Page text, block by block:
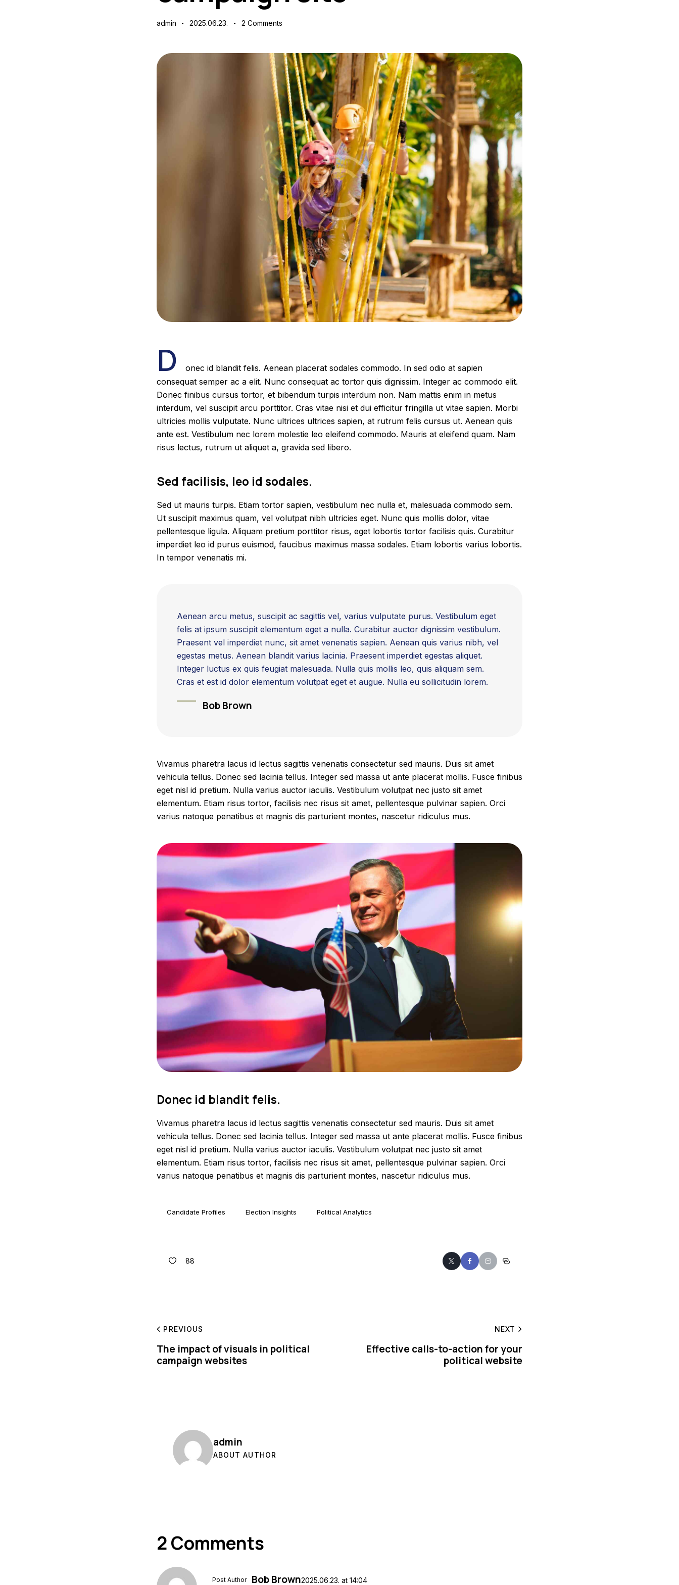
admin 2025.06.23. 2 Comments
D
onec id blandit felis. Aenean placerat sodales commodo. In sed odio at sapien
consequat semper ac a elit. Nunc consequat ac tortor quis dignissim. Integer ac commodo elit.
Donec finibus cursus tortor, et bibendum turpis interdum non. Nam mattis enim in metus
interdum, vel suscipit arcu porttitor. Cras vitae nisi et dui efficitur fringilla ut vitae sapien. Morbi
ultricies mollis vulputate. Nunc ultrices ultrices sapien, at rutrum felis cursus ut. Aenean quis
ante est. Vestibulum nec lorem molestie leo eleifend commodo. Mauris at eleifend quam. Nam
risus lectus, rutrum ut aliquet a, gravida sed libero.
Sed facilisis, leo id sodales.
Sed ut mauris turpis. Etiam tortor sapien, vestibulum nec nulla et, malesuada commodo sem.
Ut suscipit maximus quam, vel volutpat nibh ultricies eget. Nunc quis mollis dolor, vitae
pellentesque ligula. Aliquam pretium porttitor risus, eget lobortis tortor facilisis quis. Curabitur
imperdiet leo id purus euismod, faucibus maximus massa sodales. Etiam lobortis varius lobortis.
In tempor venenatis mi.
Aenean arcu metus, suscipit ac sagittis vel, varius vulputate purus. Vestibulum eget
felis at ipsum suscipit elementum eget a nulla. Curabitur auctor dignissim vestibulum.
Praesent vel imperdiet nunc, sit amet venenatis sapien. Aenean quis varius nibh, vel
egestas metus. Aenean blandit varius lacinia. Praesent imperdiet egestas aliquet.
Integer luctus ex quis feugiat malesuada. Nulla quis mollis leo, quis aliquam sem.
Cras et est id dolor elementum volutpat eget et augue. Nulla eu sollicitudin lorem.
Bob Brown
Vivamus pharetra lacus id lectus sagittis venenatis consectetur sed mauris. Duis sit amet
vehicula tellus. Donec sed lacinia tellus. Integer sed massa ut ante placerat mollis. Fusce finibus
eget nisl id pretium. Nulla varius auctor iaculis. Vestibulum volutpat nec justo sit amet
elementum. Etiam risus tortor, facilisis nec risus sit amet, pellentesque pulvinar sapien. Orci
varius natoque penatibus et magnis dis parturient montes, nascetur ridiculus mus.
Donec id blandit felis.
Vivamus pharetra lacus id lectus sagittis venenatis consectetur sed mauris. Duis sit amet
vehicula tellus. Donec sed lacinia tellus. Integer sed massa ut ante placerat mollis. Fusce finibus
eget nisl id pretium. Nulla varius auctor iaculis. Vestibulum volutpat nec justo sit amet
elementum. Etiam risus tortor, facilisis nec risus sit amet, pellentesque pulvinar sapien. Orci
varius natoque penatibus et magnis dis parturient montes, nascetur ridiculus mus.
Candidate Profiles Election Insights Political Analytics
88
PREVIOUS
The impact of visuals in political
campaign websites
NEXT
Effective calls-to-action for your
political website
admin
ABOUT AUTHOR
2 Comments
Post Author Bob Brown2025.06.23.at 14:04